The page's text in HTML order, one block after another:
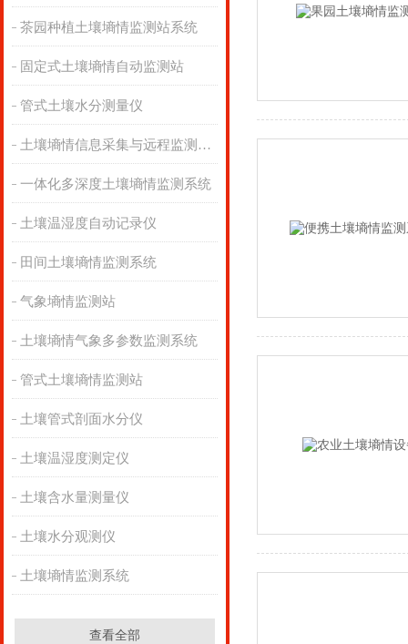
茶园种植土壤墒情监测站系统
固定式土壤墒情自动监测站
管式土壤水分测量仪
土壤墒情信息采集与远程监测系统
一体化多深度土壤墒情监测系统
土壤温湿度自动记录仪
田间土壤墒情监测系统
气象墒情监测站
土壤墒情气象多参数监测系统
管式土壤墒情监测站
土壤管式剖面水分仪
土壤温湿度测定仪
土壤含水量测量仪
土壤水分观测仪
土壤墒情监测系统
查看全部